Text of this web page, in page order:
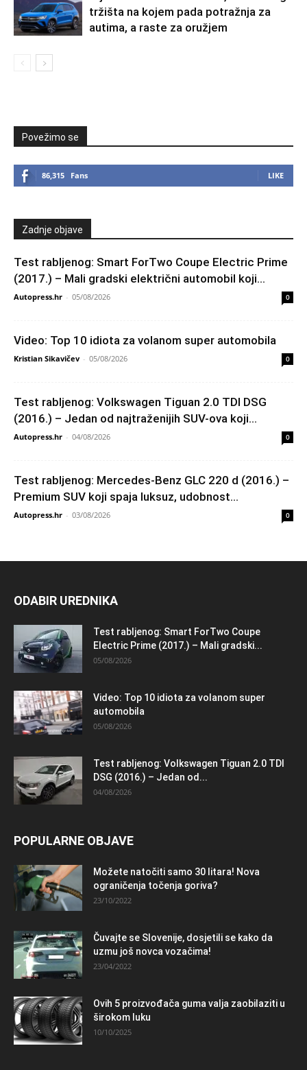
tržišta na kojem pada potražnja za
autima, a raste za oružjem
Povežimo se
86,315 Fans LIKE
Zadnje objave
Test rabljenog: Smart ForTwo Coupe Electric Prime
(2017.) – Mali gradski električni automobil koji...
Autopress.hr - 05/08/2026 0
Video: Top 10 idiota za volanom super automobila
Kristian Sikavičev - 05/08/2026 0
Test rabljenog: Volkswagen Tiguan 2.0 TDI DSG
(2016.) – Jedan od najtraženijih SUV-ova koji...
Autopress.hr - 04/08/2026 0
Test rabljenog: Mercedes-Benz GLC 220 d (2016.) –
Premium SUV koji spaja luksuz, udobnost...
Autopress.hr - 03/08/2026 0
ODABIR UREDNIKA
Test rabljenog: Smart ForTwo Coupe
Electric Prime (2017.) – Mali gradski...
05/08/2026
Video: Top 10 idiota za volanom super
automobila
05/08/2026
Test rabljenog: Volkswagen Tiguan 2.0 TDI
DSG (2016.) – Jedan od...
04/08/2026
POPULARNE OBJAVE
Možete natočiti samo 30 litara! Nova
ograničenja točenja goriva?
23/10/2022
Čuvajte se Slovenije, dosjetili se kako da
uzmu još novca vozačima!
23/04/2022
Ovih 5 proizvođača guma valja zaobilaziti u
širokom luku
10/10/2025